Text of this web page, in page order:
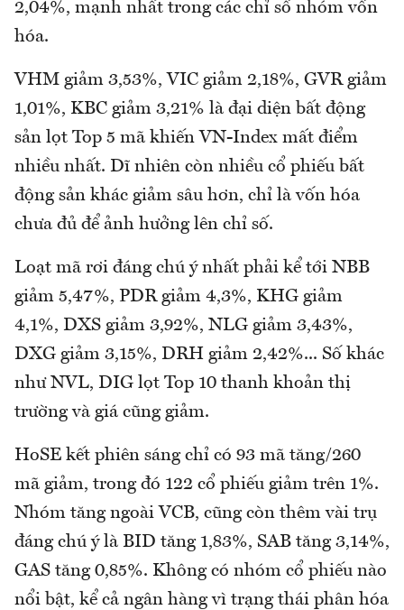
2,04%, mạnh nhất trong các chỉ số nhóm vốn
hóa.
VHM giảm 3,53%, VIC giảm 2,18%, GVR giảm
1,01%, KBC giảm 3,21% là đại diện bất động
sản lọt Top 5 mã khiến VN-Index mất điểm
nhiều nhất. Dĩ nhiên còn nhiều cổ phiếu bất
động sản khác giảm sâu hơn, chỉ là vốn hóa
chưa đủ để ảnh hưởng lên chỉ số.
Loạt mã rơi đáng chú ý nhất phải kể tới NBB
giảm 5,47%, PDR giảm 4,3%, KHG giảm
4,1%, DXS giảm 3,92%, NLG giảm 3,43%,
DXG giảm 3,15%, DRH giảm 2,42%... Số khác
như NVL, DIG lọt Top 10 thanh khoản thị
trường và giá cũng giảm.
HoSE kết phiên sáng chỉ có 93 mã tăng/260
mã giảm, trong đó 122 cổ phiếu giảm trên 1%.
Nhóm tăng ngoài VCB, cũng còn thêm vài trụ
đáng chú ý là BID tăng 1,83%, SAB tăng 3,14%,
GAS tăng 0,85%. Không có nhóm cổ phiếu nào
nổi bật, kể cả ngân hàng vì trạng thái phân hóa